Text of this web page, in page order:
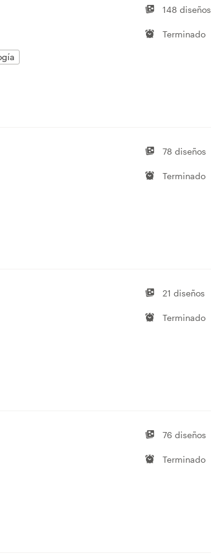
148 diseños
Terminado
78 diseños
Terminado
21 diseños
Terminado
76 diseños
Terminado